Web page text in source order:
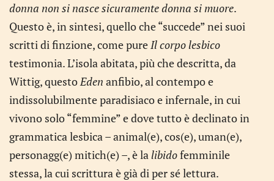
donna non si nasce sicuramente donna si muore.
Questo è, in sintesi, quello che “succede” nei suoi
scritti di finzione, come pureIl corpo lesbico
testimonia. L’isola abitata, più che descritta, da
Wittig, questoEden anfibio, al contempo e
indissolubilmente paradisiaco e infernale, in cui
vivono solo “femmine” e dove tutto è declinato in
grammatica lesbica – animal(e), cos(e), uman(e),
personagg(e) mitich(e) –, è lalibidofemminile
stessa, la cui scrittura è già di per sé lettura.